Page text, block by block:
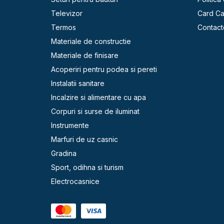
Televizor
Termos
Materiale de constructie
Materiale de finisare
Acoperiri pentru podea si pereti
Instalatii sanitare
Incalzire si alimentare cu apa
Corpuri si surse de iluminat
Instrumente
Marfuri de uz casnic
Gradina
Sport, odihna si turism
Electrocasnice
Card